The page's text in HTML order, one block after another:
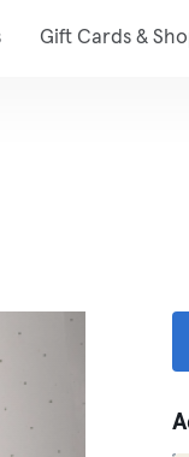
Gift Cards &